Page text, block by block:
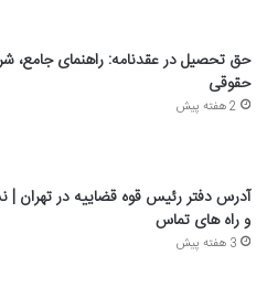
حق تحصیل در عقدنامه: راهنمای جامع،
حقوقی
2 هفته پیش
آدرس دفتر رئیس قوه قضاییه در تهران |
و راه های تماس
3 هفته پیش